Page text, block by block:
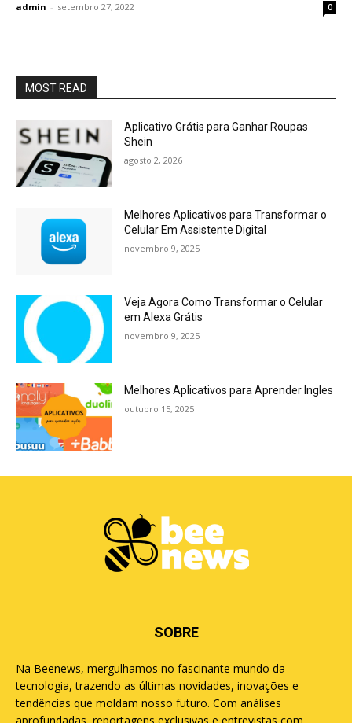
admin - setembro 27, 2022 0
MOST READ
Aplicativo Grátis para Ganhar Roupas
Shein
agosto 2, 2026
Melhores Aplicativos para Transformar o
Celular Em Assistente Digital
novembro 9, 2025
Veja Agora Como Transformar o Celular
em Alexa Grátis
novembro 9, 2025
Melhores Aplicativos para Aprender Ingles
outubro 15, 2025
SOBRE
Na Beenews, mergulhamos no fascinante mundo da
tecnologia, trazendo as últimas novidades, inovações e
tendências que moldam nosso futuro. Com análises
aprofundadas, reportagens exclusivas e entrevistas com